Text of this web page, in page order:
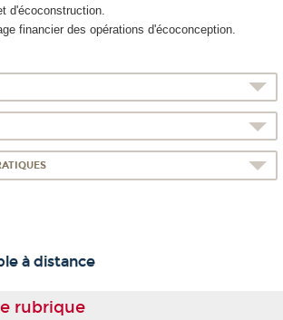
d'écoconstruction.
financier des opérations d'écoconception.
à distance
rubrique